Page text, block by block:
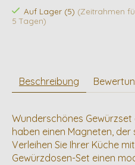
Auf Lager (5) (Zeitrahmen
5 Tagen)
Beschreibung
Wunderschönes
haben einen Magneten,
Verleihen Sie Ihrer Küche
Gewürzdosen-Set einen